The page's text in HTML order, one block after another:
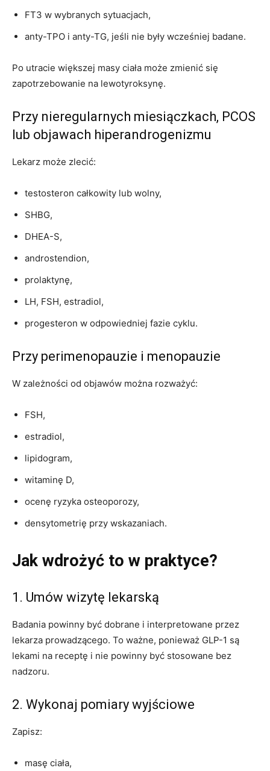
FT3 w wybranych sytuacjach,
anty-TPO i anty-TG, jeśli nie były wcześniej badane.
Po utracie większej masy ciała może zmienić się
zapotrzebowanie na lewotyroksynę.
Przy nieregularnych miesiączkach, PCOS
lub objawach hiperandrogenizmu
Lekarz może zlecić:
testosteron całkowity lub wolny,
SHBG,
DHEA-S,
androstendion,
prolaktynę,
LH, FSH, estradiol,
progesteron w odpowiedniej fazie cyklu.
Przy perimenopauzie i menopauzie
W zależności od objawów można rozważyć:
FSH,
estradiol,
lipidogram,
witaminę D,
ocenę ryzyka osteoporozy,
densytometrię przy wskazaniach.
Jak wdrożyć to w praktyce?
1. Umów wizytę lekarską
Badania powinny być dobrane i interpretowane przez
lekarza prowadzącego. To ważne, ponieważ GLP-1 są
lekami na receptę i nie powinny być stosowane bez
nadzoru.
2. Wykonaj pomiary wyjściowe
Zapisz:
masę ciała,